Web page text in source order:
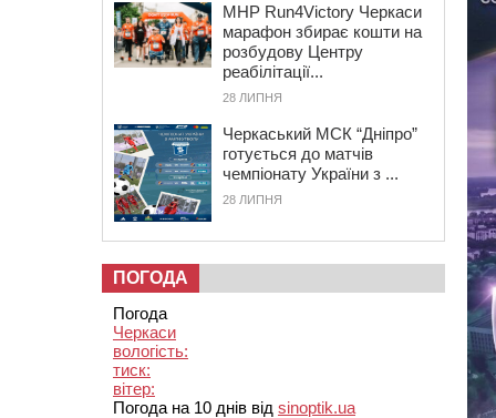
MHP Run4Victory Черкаси
марафон збирає кошти на
розбудову Центру
реабілітації...
28 ЛИПНЯ
Черкаський МСК “Дніпро”
готується до матчів
чемпіонату України з ...
28 ЛИПНЯ
ПОГОДА
Погода
Черкаси
вологість:
тиск:
вітер:
Погода на 10 днів від sinoptik.ua